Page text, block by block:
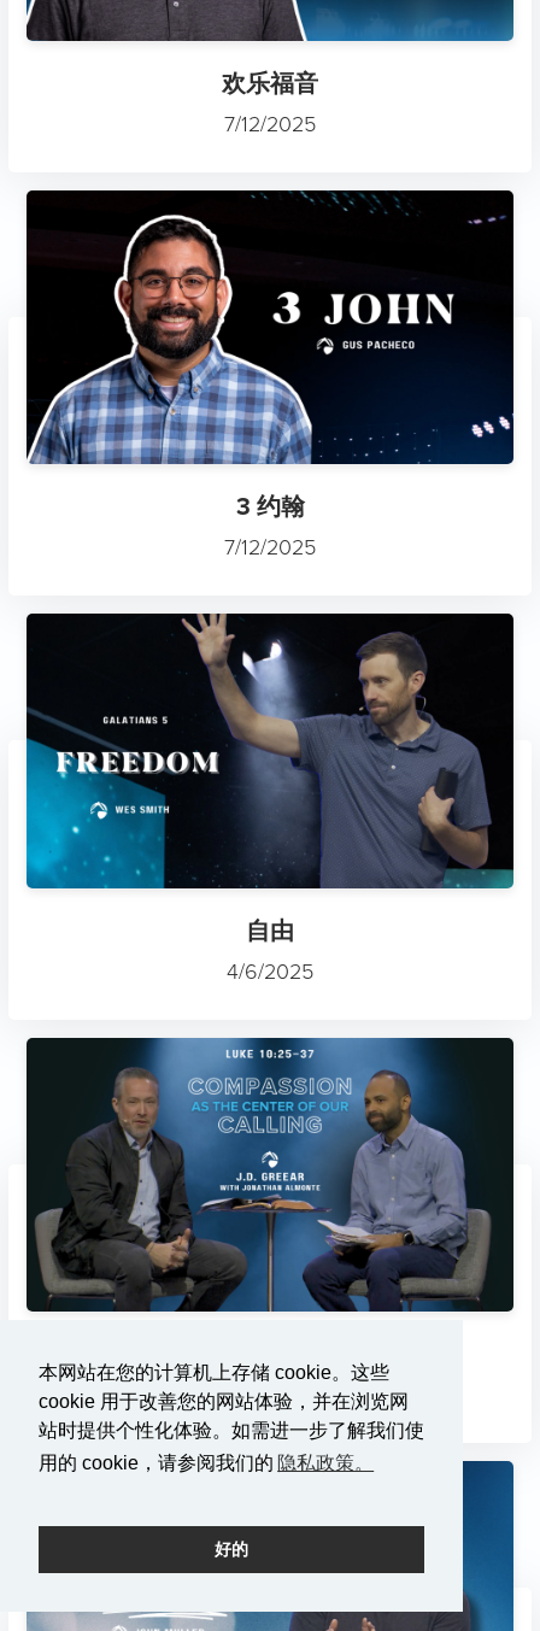
本网站在您的计算机上存储 cookie。这些
cookie 用于改善您的网站体验，并在浏览网
站时提供个性化体验。如需进一步了解我们使
用的 cookie，请参阅我们的 隐私政策。
好的
欢乐福音
7/12/2025
3 约翰
7/12/2025
自由
4/6/2025
以慈悲为中心...
3/2/2025